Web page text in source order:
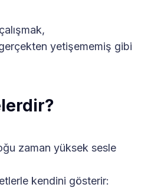
yetişememiş gibi
zaman yüksek sesle
kendini gösterir: